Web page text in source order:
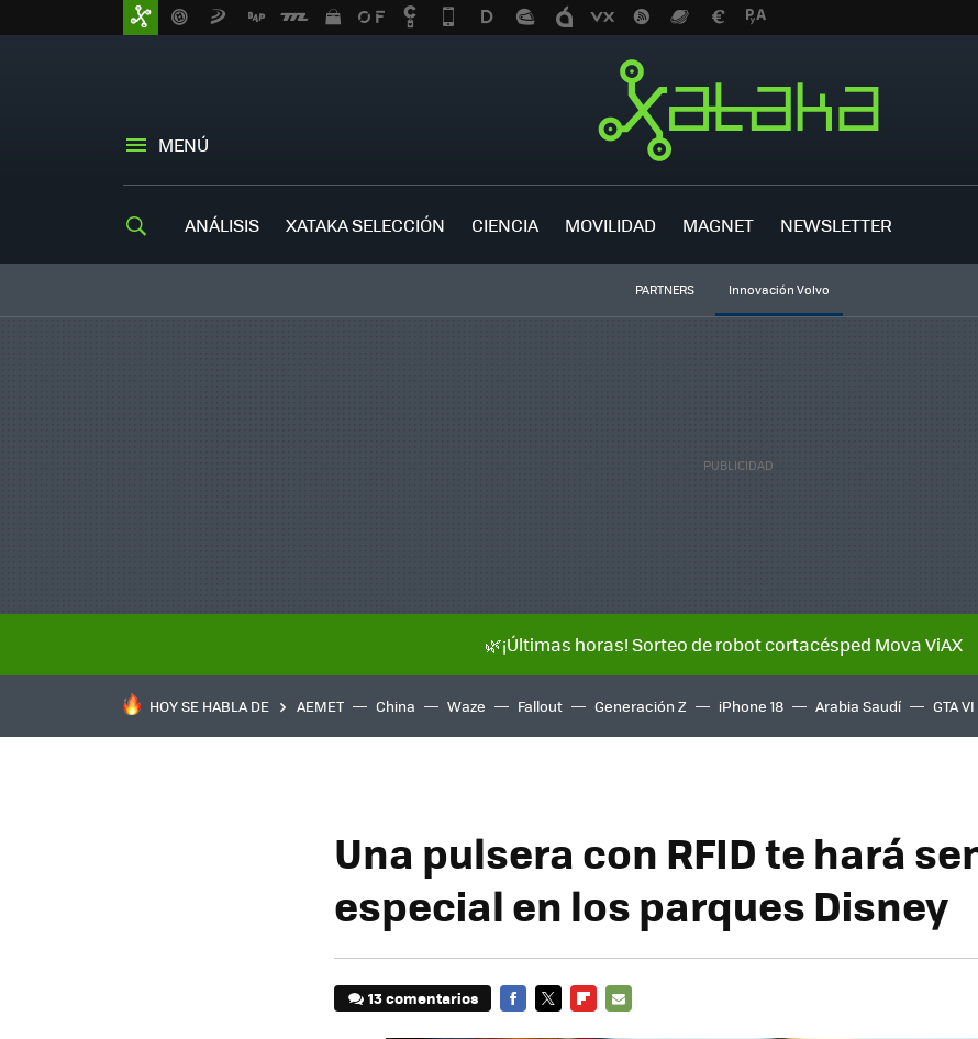
MENÚ
ANÁLISIS XATAKA SELECCIÓN CIENCIA MOVILIDAD MAGNET NEWSLETTER
PARTNERS Innovación Volvo
🌿¡Últimas horas! Sorteo de robot cortacésped Mova ViAX
HOY SE HABLA DE AEMET China Waze Fallout Generación Z iPhone 18 Arabia Saudí GTA VI
Una pulsera con RFID te hará
especial en los parques Disney
13 comentarios